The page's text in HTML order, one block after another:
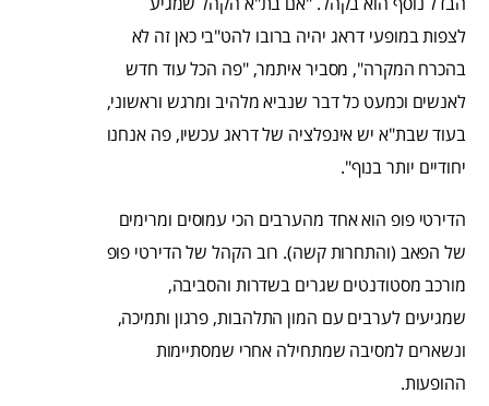
לצפות במופעי דראג יהיה ברובו להט"בי כאן זה לא
בהכרח המקרה", מסביר איתמר, "פה הכל עוד חדש
לאנשים וכמעט כל דבר שנביא מלהיב ומרגש וראשוני,
בעוד שבת"א יש אינפלציה של דראג עכשיו, פה אנחנו
יחודיים יותר בנוף".
הדירטי פופ הוא אחד מהערבים הכי עמוסים ומרימים
של הפאב (והתחרות קשה). רוב הקהל של הדירטי פופ
מורכב מסטודנטים שגרים בשדרות והסביבה,
שמגיעים לערבים עם המון התלהבות, פרגון ותמיכה,
ונשארים למסיבה שמתחילה אחרי שמסתיימות
ההופעות.